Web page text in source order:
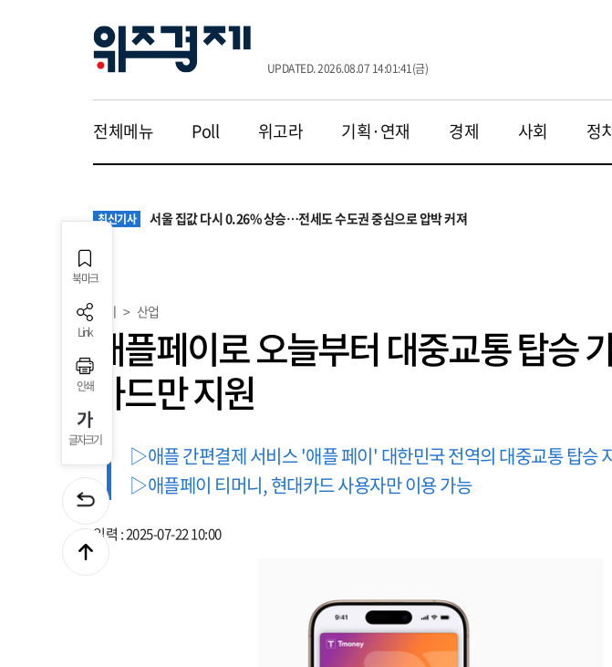
UPDATED. 2026.08.07 14:01:41(금)
전체메뉴 Poll 위고라 기획·연재 경제 사회 정
최신기사 서울 집값 다시 0.26% 상승…전세도 수도권 중심으로 압박 커져
최신기사
북마크
Link
인쇄
글자크기
경제 > 산업
애플페이로 오늘부터 대중교통 탑승
카드만 지원
▷애플 간편결제 서비스 '애플 페이' 대한민국 전역의 대중교통 탑승
▷애플페이 티머니, 현대카드 사용자만 이용 가능
입력 : 2025-07-22 10:00